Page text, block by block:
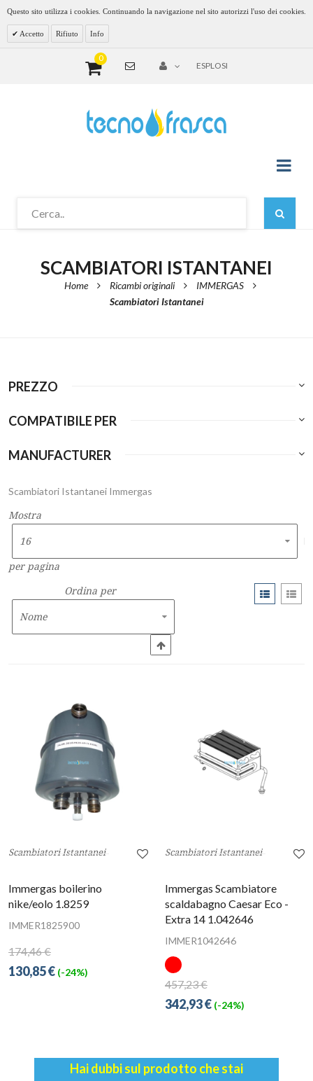
Questo sito utilizza i cookies. Continuando la navigazione nel sito autorizzi l'uso dei cookies.
Accetto Rifiuto Info
0
ESPLOSI
SCAMBIATORI ISTANTANEI
Home Ricambi originali
IMMERGAS
Scambiatori Istantanei
PREZZO
COMPATIBILE PER
MANUFACTURER
Scambiatori Istantanei Immergas
Mostra
per pagina
Ordina per
Scambiatori Istantanei
Immergas boilerino
nike/eolo 1.8259
IMMER1825900
174,46 €
130,85 € (-24%)
Scambiatori Istantanei
Immergas Scambiatore
scaldabagno Caesar Eco -
Extra 14 1.042646
IMMER1042646
457,23 €
342,93 € (-24%)
Hai dubbi sul prodotto che stai